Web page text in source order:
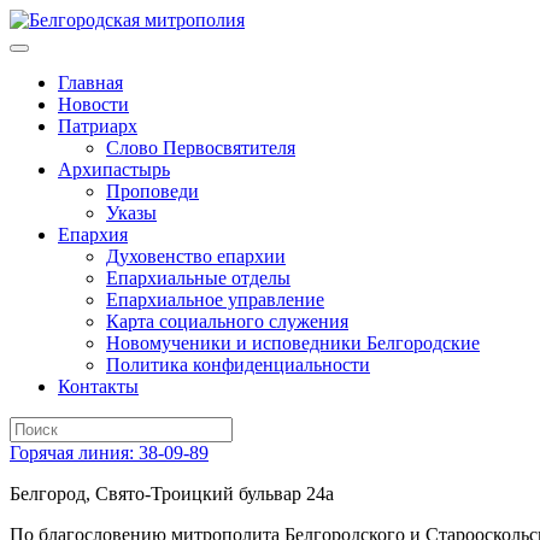
Главная
Новости
Патриарх
Слово Первосвятителя
Архипастырь
Проповеди
Указы
Епархия
Духовенство епархии
Епархиальные отделы
Епархиальное управление
Карта социального служения
Новомученики и исповедники Белгородские
Политика конфиденциальности
Контакты
Горячая линия: 38-09-89
Белгород, Свято-Троицкий бульвар 24а
По благословению митрополита Белгородского и